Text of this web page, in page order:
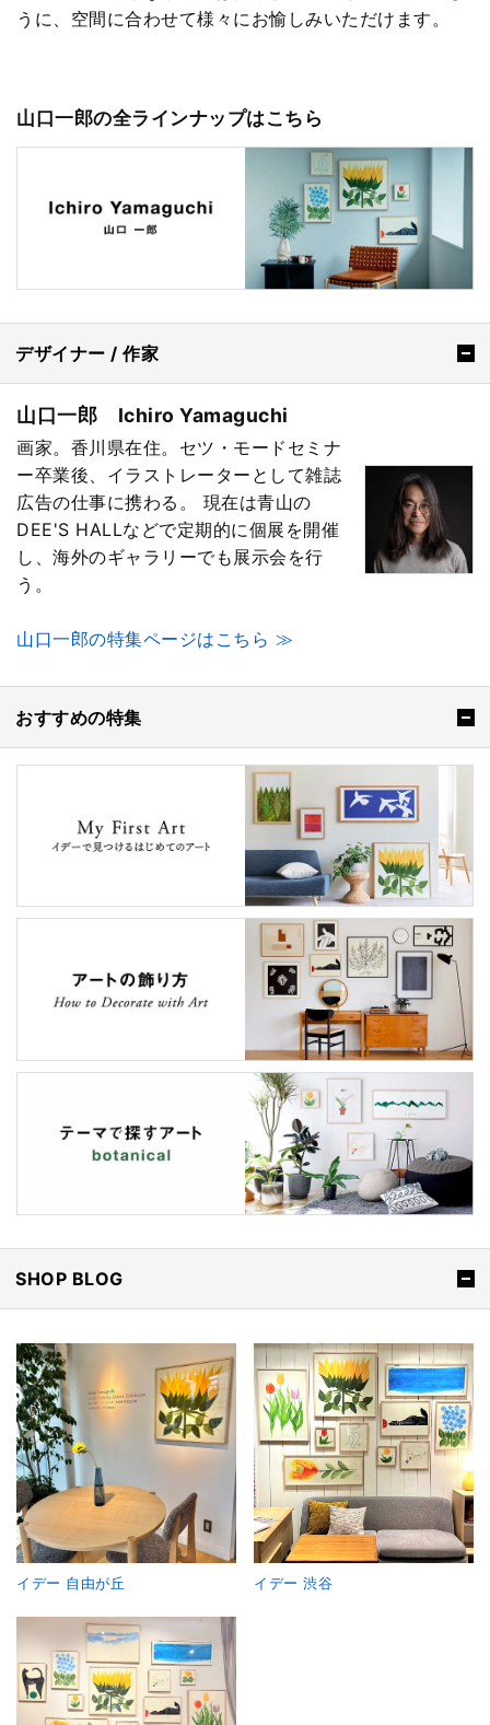
うに、空間に合わせて様々にお愉しみいただけます。
山口一郎の全ラインナップはこちら
デザイナー / 作家
山口一郎 Ichiro Yamaguchi
画家。香川県在住。セツ・モードセミナ
ー卒業後、イラストレーターとして雑誌
広告の仕事に携わる。 現在は青山の
DEE'S HALLなどで定期的に個展を開催
し、海外のギャラリーでも展示会を行
う。
山口一郎の特集ページはこちら ≫
おすすめの特集
SHOP BLOG
イデー 自由が丘 イデー 渋谷